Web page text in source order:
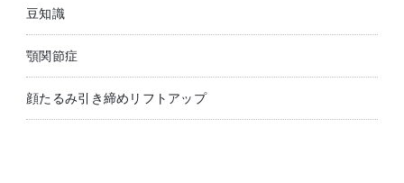
豆知識
顎関節症
顔たるみ引き締めリフトアップ